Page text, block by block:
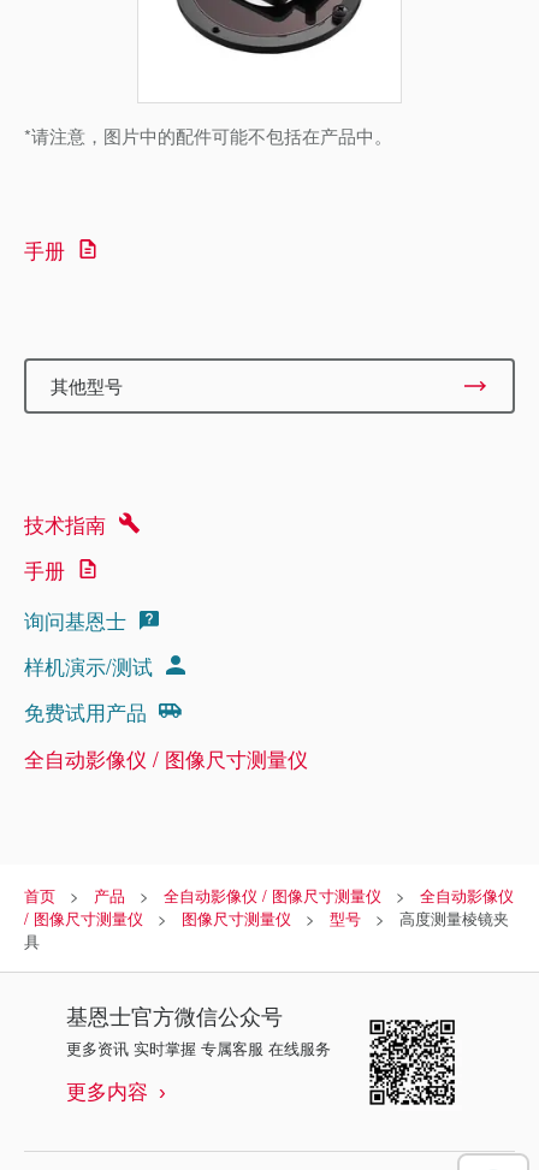
*请注意，图片中的配件可能不包括在产品中。
手册
其他型号
技术指南
手册
询问基恩士
样机演示/测试
免费试用产品
全自动影像仪 / 图像尺寸测量仪
首页 产品 全自动影像仪 / 图像尺寸测量仪
全自动影像仪
/ 图像尺寸测量仪
图像尺寸测量仪 型号
高度测量棱镜夹
具
基恩士官方微信公众号
更多资讯 实时掌握 专属客服 在线服务
更多内容